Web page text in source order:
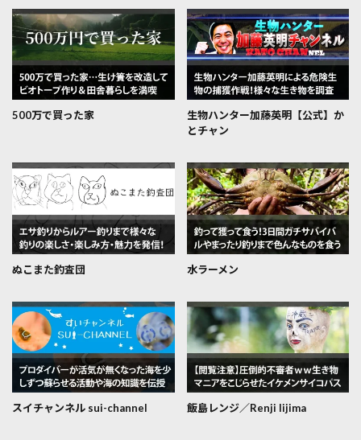
500万で買った家
生物ハンター加藤英明【公式】か
とチャン
ぬこまた釣査団 水ラーメン
スイチャンネル sui-channel 飯島レンジ／Renji Iijima